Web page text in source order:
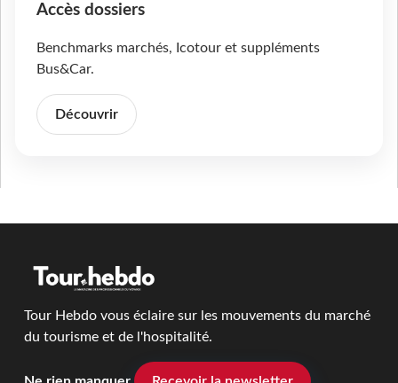
Accès dossiers
Benchmarks marchés, Icotour et suppléments
Bus&Car.
Découvrir
Tour Hebdo vous éclaire sur les mouvements du marché
du tourisme et de l'hospitalité.